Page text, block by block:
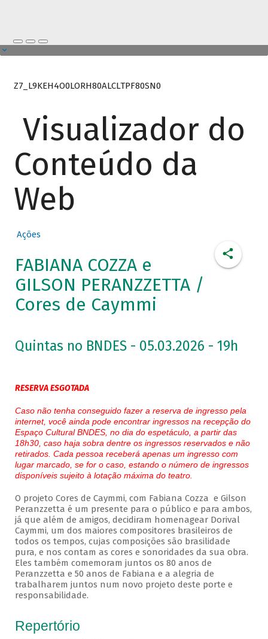
Z7_L9KEH4O0LORH80ALCLTPF80SN0
Visualizador do
Conteúdo da
Web
Ações
FABIANA COZZA e
GILSON PERANZZETTA /
Cores de Caymmi
Quintas no BNDES - 05.03.2026 - 19h
RESERVA ESGOTADA
Caso não tenha conseguido fazer a reserva de ingresso pela
internet, você ainda pode encontrar ingressos na recepção do
Espaço Cultural BNDES, no dia do espetáculo, a partir das
18h30, caso haja sobra dentre os ingressos reservados e não
retirados. Cada pessoa receberá apenas um ingresso com
lugar marcado, se for o caso, estando o número de ingressos
disponíveis sujeito à lotação máxima do teatro.
O projeto Cores de Caymmi, com Fabiana Cozza e Gilson
Peranzzetta é um presente para o público e para ambos,
já que além de amigos, decidiram homenagear Dorival
Caymmi, um dos maiores compositores brasileiros de
todos os tempos, cujas composições são brasilidade
pura, e nos contam as cores e sonoridades da sua obra.
Eles também comemoram juntos os 80 anos de
Peranzzetta e 50 anos de Fabiana e a alegria de
trabalharem juntos num novo projeto deste porte e
responsabilidade.
Repertório